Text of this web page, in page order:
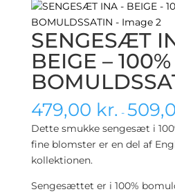
SENGESÆT
BEIGE – 100%
479,00 kr. -
Dette smukke sengesæt i
fine blomster er en del af
kollektionen.
Sengesættet er i 100%